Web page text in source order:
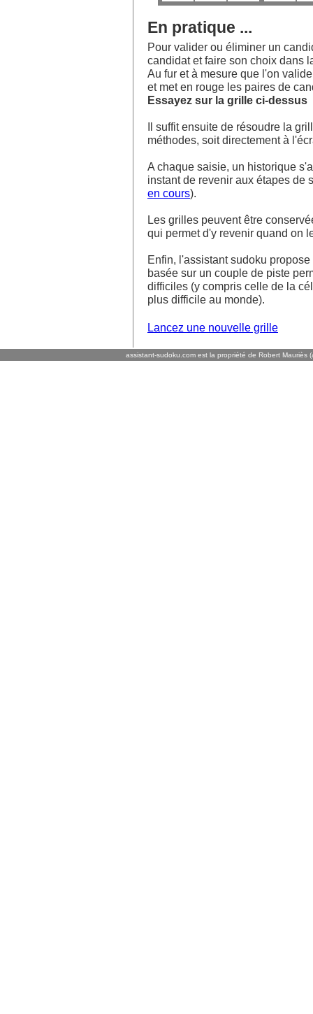
En pratique ...
Pour valider ou éliminer un
candidat et faire son choix dans
Au fur et à mesure que l'on
et met en rouge les paires de
Essayez sur la grille ci-dessus
Il suffit ensuite de résoudre la
méthodes, soit directement à
A chaque saisie, un historique
instant de revenir aux étapes de
en cours).
Les grilles peuvent être
qui permet d'y revenir quand on
Enfin, l'assistant sudoku
basée sur un couple de piste
difficiles (y compris celle de la
plus difficile au monde).
Lancez une nouvelle grille
assistant-sudoku.com est la propriété de Robert Mauriès